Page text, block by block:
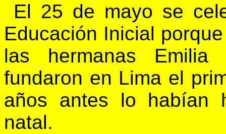
El 25 de mayo se
Educación Inicial
las hermanas Emilia
fundaron en Lima el
años antes lo habían
natal.